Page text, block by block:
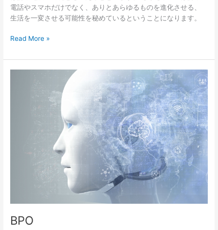
電話やスマホだけでなく、ありとあらゆるものを進化させる、
生活を一変させる可能性を秘めているということになります。
Read More »
BPO